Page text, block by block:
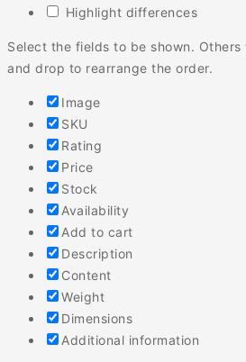
Highlight differences
Select the fields to be shown.
and drop to rearrange the order.
Image
SKU
Rating
Price
Stock
Availability
Add to cart
Description
Content
Weight
Dimensions
Additional information